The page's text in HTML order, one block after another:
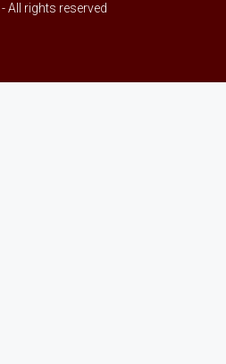
All rights reserved